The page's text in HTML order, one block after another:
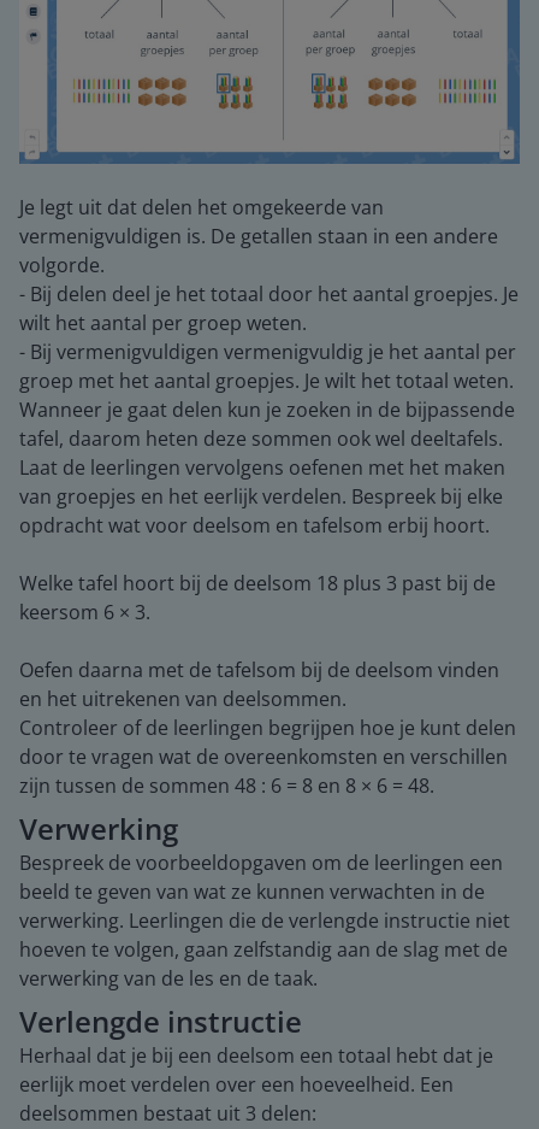
Je legt uit dat delen het omgekeerde van
vermenigvuldigen is. De getallen staan in een andere
volgorde.
- Bij delen deel je het totaal door het aantal groepjes. Je
wilt het aantal per groep weten.
- Bij vermenigvuldigen vermenigvuldig je het aantal per
groep met het aantal groepjes. Je wilt het totaal weten.
Wanneer je gaat delen kun je zoeken in de bijpassende
tafel, daarom heten deze sommen ook wel deeltafels.
Laat de leerlingen vervolgens oefenen met het maken
van groepjes en het eerlijk verdelen. Bespreek bij elke
opdracht wat voor deelsom en tafelsom erbij hoort.
Welke tafel hoort bij de deelsom 18 plus 3 past bij de
keersom 6 × 3.
Oefen daarna met de tafelsom bij de deelsom vinden
en het uitrekenen van deelsommen.
Controleer of de leerlingen begrijpen hoe je kunt delen
door te vragen wat de overeenkomsten en verschillen
zijn tussen de sommen 48 : 6 = 8 en 8 × 6 = 48.
Verwerking
Bespreek de voorbeeldopgaven om de leerlingen een
beeld te geven van wat ze kunnen verwachten in de
verwerking. Leerlingen die de verlengde instructie niet
hoeven te volgen, gaan zelfstandig aan de slag met de
verwerking van de les en de taak.
Verlengde instructie
Herhaal dat je bij een deelsom een totaal hebt dat je
eerlijk moet verdelen over een hoeveelheid. Een
deelsommen bestaat uit 3 delen: